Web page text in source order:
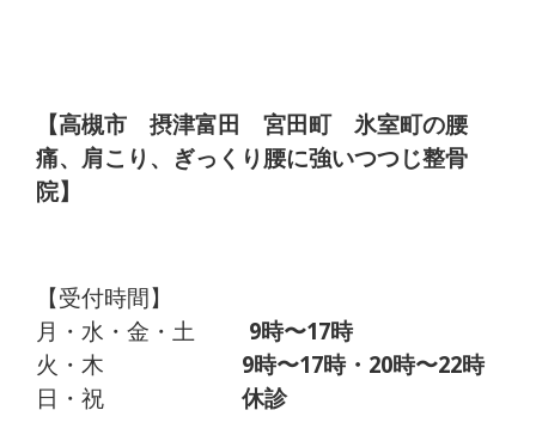
【高槻市 摂津富田 宮田町 氷室町の腰
痛、肩こり、ぎっ くり腰に強いつつじ整骨
院】
【受付時間】
月・水・金・土
9時〜17時
火・木
9時〜17時・20時〜22時
日・祝 休診